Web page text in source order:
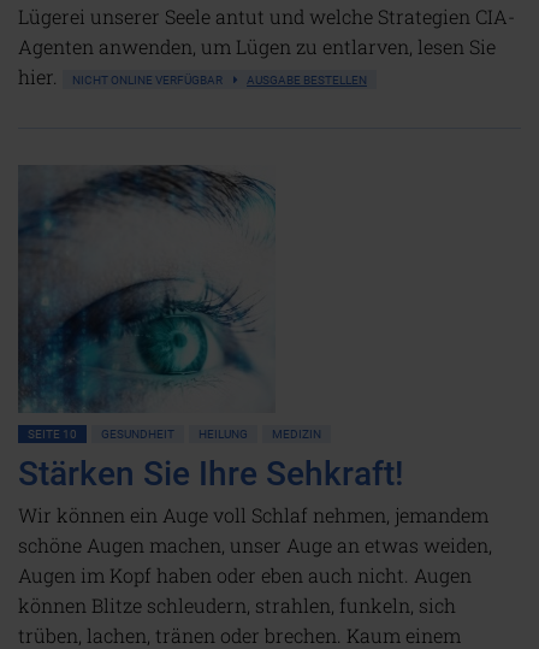
Lügerei unserer Seele antut und welche Strategien CIA-
Agenten anwenden, um Lügen zu entlarven, lesen Sie
hier.
NICHT ONLINE VERFÜGBAR AUSGABE BESTELLEN
SEITE 10 GESUNDHEIT HEILUNG MEDIZIN
Stärken Sie Ihre Sehkraft!
Wir können ein Auge voll Schlaf nehmen, jemandem
schöne Augen machen, unser Auge an etwas weiden,
Augen im Kopf haben oder eben auch nicht. Augen
können Blitze schleudern, strahlen, funkeln, sich
trüben, lachen, tränen oder brechen. Kaum einem